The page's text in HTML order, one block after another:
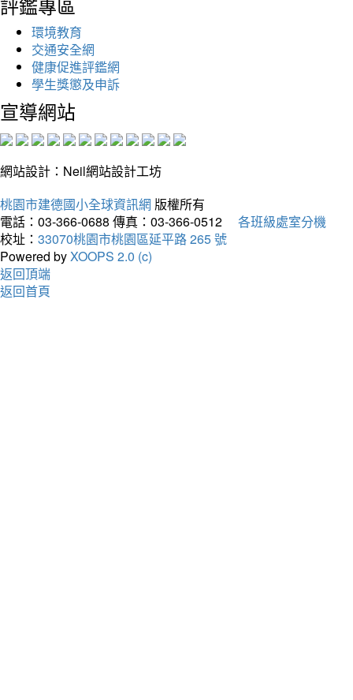
環境教育
交通安全網
健康促進評鑑網
學生獎懲及申訴
宣導網站
網站設計：Neil網站設計工坊
桃園市建德國小全球資訊網 版權所有
電話：03-366-0688 傳真：03-366-0512
各班級處室分機
校址： 33070桃園市桃園區延平路 265 號
Powered byXOOPS 2.0 (c)
返回頂端
返回首頁